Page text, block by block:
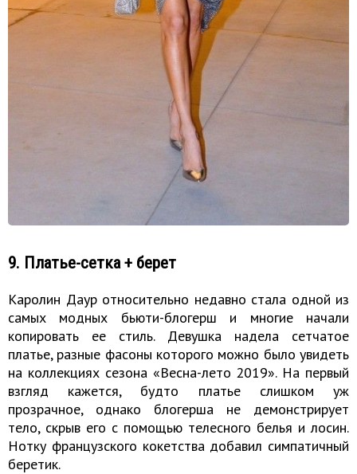
9. Платье-сетка + берет
Каролин Даур относительно недавно стала одной из
самых модных бьюти-блогерш и многие начали
копировать ее стиль. Девушка надела сетчатое
платье, разные фасоны которого можно было увидеть
на коллекциях сезона «Весна-лето 2019». На первый
взгляд кажется, будто платье слишком уж
прозрачное, однако блогерша не демонстрирует
тело, скрыв его с помощью телесного белья и лосин.
Нотку французского кокетства добавил симпатичный
беретик.